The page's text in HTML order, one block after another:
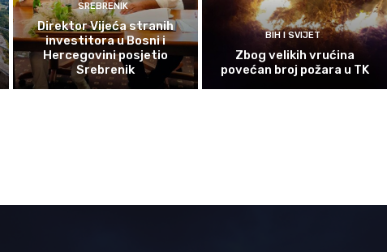
SREBRENIK
Direktor Vijeća stranih
investitora u Bosni i
Hercegovini posjetio
Srebrenik
BIH I SVIJET
Zbog velikih vrućina
povećan broj požara u TK